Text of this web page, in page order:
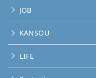
JOB
KANSOU
LIFE